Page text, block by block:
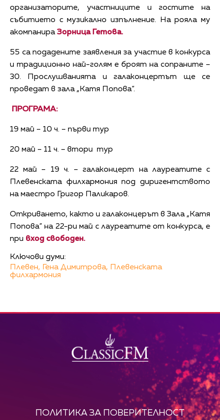
организаторите, участниците и гостите на
събитието с музикално изпълнение. На рояла му
акомпанираЗорница Гетова.
55 са подадените заявления за участие в конкурса
и традиционно най-голям е броят на сопраните –
30. Прослушванията и галаконцертът ще се
проведат в зала „Катя Попова“.
ПРОГРАМА:
19 май – 10 ч. – първи тур
20 май – 11 ч. – втори тур
22 май – 19 ч. – галаконцерт на лауреатите с
Плевенската филхармония под диригентството
на маестро Григор Паликаров.
Откриването, както и галаконцерът в Зала „Катя
Попова” на 22-ри май с лауреатите от конкурса, е
при вход свободен.
Ключови думи:
Плевен, Гена Димитрова, Плевенската
филхармония
ПОЛИТИКА ЗА ПОВЕРИТЕЛНОСТ